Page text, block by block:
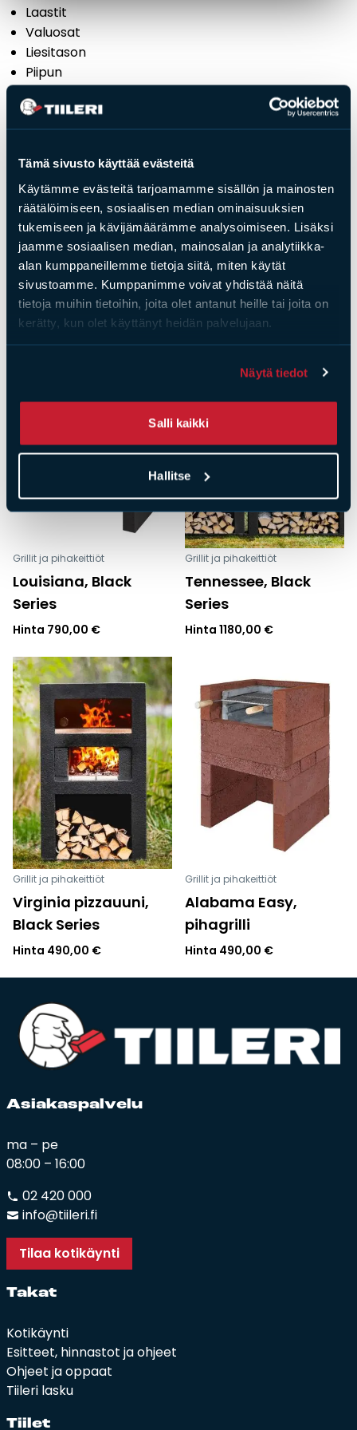
Tämä sivusto käyttää evästeitä
Käytämme evästeitä tarjoamamme sisällön ja mainosten
räätälöimiseen, sosiaalisen median ominaisuuksien
tukemiseen ja kävijämäärämme analysoimiseen. Lisäksi
jaamme sosiaalisen median, mainosalan ja analytiikka-
alan kumppaneillemme tietoja siitä, miten käytät
sivustoamme. Kumppanimme voivat yhdistää näitä
tietoja muihin tietoihin, joita olet antanut heille tai joita on
kerätty, kun olet käyttänyt heidän palvelujaan.
Näytä tiedot
Salli kaikki
Hallitse
Laastit
Valuosat
Liesitason
Piipun
Perustukset:
päälle tai muulle tukevalle, kiviaineiselle alustalle.
Saat­tai­sit ol­la kiin­nos­tu­nut
myös näis­tä
Grillit ja pihakeittiöt
Louisiana, Black
Series
Hinta 790,00 €
Grillit ja pihakeittiöt
Tennessee, Black
Series
Hinta 1180,00 €
Grillit ja pihakeittiöt
Virginia pizzauuni,
Black Series
Hinta 490,00 €
Grillit ja pihakeittiöt
Alabama Easy,
pihagrilli
Hinta 490,00 €
Asia­kas­pal­ve­lu
ma – pe
08:00 – 16:00
02 420 000
info@tiileri.fi
Tilaa kotikäynti
Ta­kat
Kotikäynti
Esitteet, hinnastot ja ohjeet
Ohjeet ja oppaat
Tiileri lasku
Tii­let